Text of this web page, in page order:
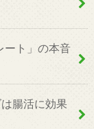
ート」の本音
腸活に効果